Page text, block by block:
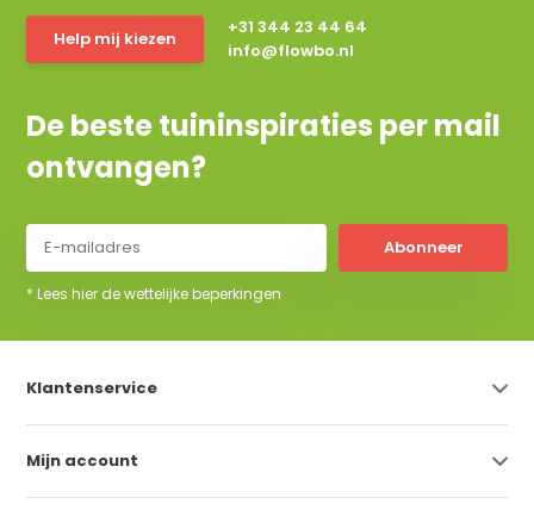
Help mij kiezen
+31 344 23 44 64
info@flowbo.nl
De beste tuininspiraties per mail
ontvangen?
Abonneer
* Lees hier de wettelijke beperkingen
Klantenservice
Mijn account